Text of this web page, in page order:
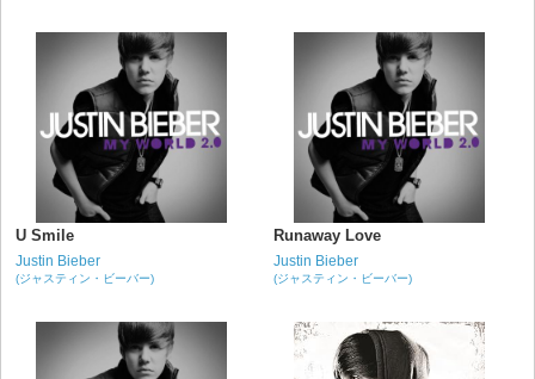
U Smile
Justin Bieber
(ジャスティン・ビーバー)
Runaway Love
Justin Bieber
(ジャスティン・ビーバー)